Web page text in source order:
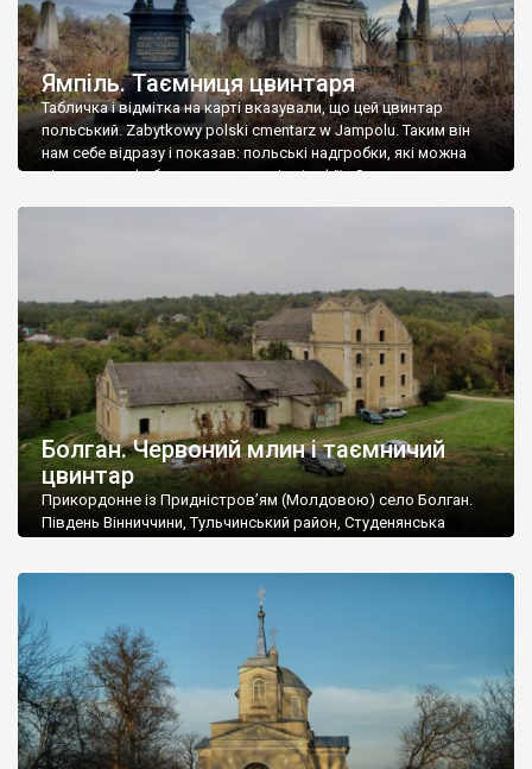
Ямпіль. Таємниця цвинтаря
Табличка і відмітка на карті вказували, що цей цвинтар
польський. Zabytkowy polski cmentarz w Jampolu. Таким він
нам себе відразу і показав: польські надгробки, які можна
віднести до фабричних, польські епітафії… Загалом цвинтар
Болган. Червоний млин і таємничий
цвинтар
Прикордонне із Придністров’ям (Молдовою) село Болган.
Південь Вінниччини, Тульчинський район, Студенянська
старовинний цвинтар із кам’яними хрестами. Всі епітафії, які
збереглися, написані кирилицею, церковнослов’янською
мовою. За всіма традиційними ознаками – цвинтар
український. Хрести датуються 19 століттям. У 1924-1940
роках Болган […]